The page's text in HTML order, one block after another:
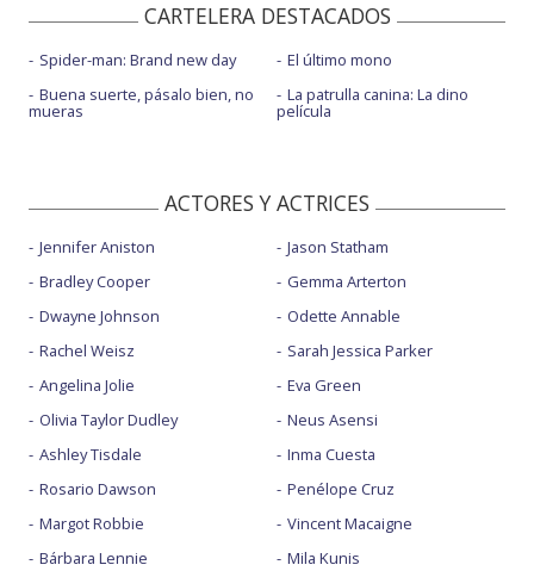
CARTELERA DESTACADOS
Spider-man: Brand new day
Buena suerte, pásalo bien, no
mueras
El último mono
La patrulla canina: La dino
película
ACTORES Y ACTRICES
Jennifer Aniston
Bradley Cooper
Dwayne Johnson
Rachel Weisz
Angelina Jolie
Olivia Taylor Dudley
Ashley Tisdale
Rosario Dawson
Margot Robbie
Bárbara Lennie
Jason Statham
Gemma Arterton
Odette Annable
Sarah Jessica Parker
Eva Green
Neus Asensi
Inma Cuesta
Penélope Cruz
Vincent Macaigne
Mila Kunis